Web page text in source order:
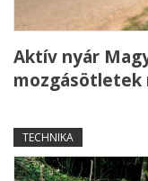
Aktív nyár
mozgásötletek
TECHNIKA